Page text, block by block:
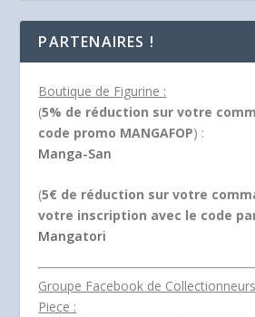
PARTENAIRES !
Boutique de Figurine :
(5% de réduction sur votre
code promo MANGAFOP) :
Manga-San
(5€ de réduction sur votre
votre inscription avec le code
Mangatori
Groupe Facebook de
Piece :